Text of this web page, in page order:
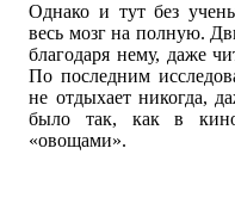
Однако и тут без
весь мозг на полную.
благодаря нему, даже
По последним
не отдыхает никогда,
было так, как в
«овощами».